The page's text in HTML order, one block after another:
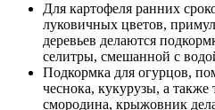
Для картофеля ранних
луковичных цветов,
деревьев делаются
селитры, смешанной с
Подкормка для огурцов,
чеснока, кукурузы, а
смородина, крыжовник